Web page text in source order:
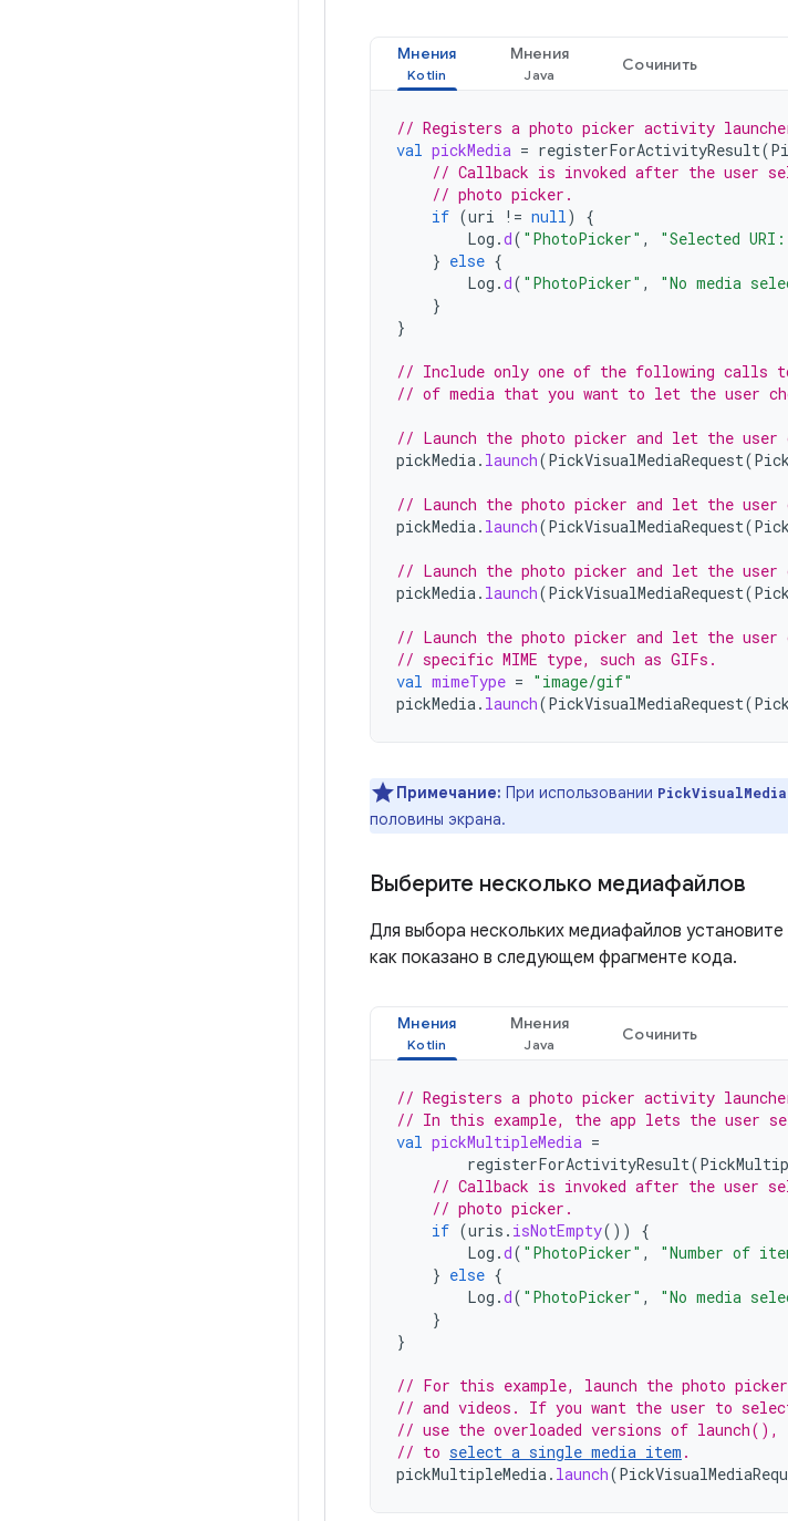
Мнения Мнения
Сочинить
// Registers a photo picker activity
val pickMedia = registerForActivityResult(
// Callback is invoked after the user
// photo picker.
if (uri != null)
{
Log .d( "PhotoPicker" , "Selected URI:
} else {
Log .d( "PhotoPicker" , "No media
}
}
// Include only one of the following calls
// of media that you want to let the user
// Launch the photo picker and let the user
pickMedia. launch(PickVisualMediaRequest(
// Launch the photo picker and let the user
pickMedia. launch(PickVisualMediaRequest(
// Launch the photo picker and let the user
pickMedia. launch(PickVisualMediaRequest(
// Launch the photo picker and let the user
// specific MIME type, such as GIFs.
val mimeType = "image/gif"
pickMedia. launch(PickVisualMediaRequest(
Примечание: При использовании PickVisualMedia
половины экрана.
Выберите несколько медиафайлов
Для выбора нескольких медиафайлов
как показано в следующем фрагменте кода.
Мнения Мнения
Сочинить
// Registers a photo picker activity
// In this example, the app lets the user
val pickMultipleMedia =
registerForActivityResult(
// Callback is invoked after the user
// photo picker.
if (uris . isNotEmpty())
{
Log .d( "PhotoPicker" , "Number of
} else {
Log .d( "PhotoPicker" , "No media
}
}
// For this example, launch the photo
// and videos. If you want the user to
// use the overloaded versions of launch(),
// to select a single media item .
pickMultipleMedia. launch(